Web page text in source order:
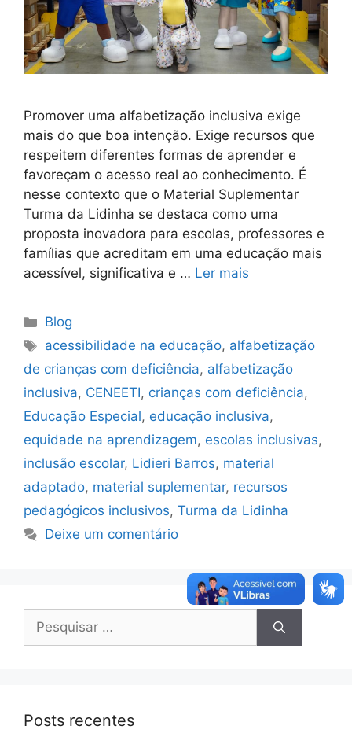
Promover uma alfabetização inclusiva exige
mais do que boa intenção. Exige recursos que
respeitem diferentes formas de aprender e
favoreçam o acesso real ao conhecimento. É
nesse contexto que o Material Suplementar
Turma da Lidinha se destaca como uma
proposta inovadora para escolas, professores e
famílias que acreditam em uma educação mais
acessível, significativa e … Ler mais
Blog
acessibilidade na educação, alfabetização
de crianças com deficiência, alfabetização
inclusiva, CENEETI, crianças com deficiência,
Educação Especial, educação inclusiva,
equidade na aprendizagem, escolas inclusivas,
inclusão escolar, Lidieri Barros, material
adaptado, material suplementar, recursos
pedagógicos inclusivos, Turma da Lidinha
Deixe um comentário
Posts recentes